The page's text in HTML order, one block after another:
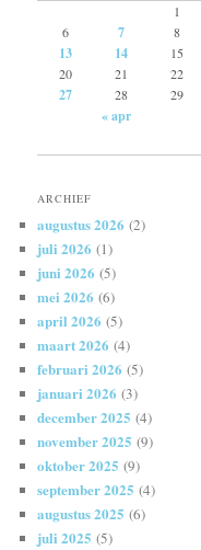
1
6 7 8
13 14 15
20
21 22
27 28 29
« apr
ARCHIEF
augustus 2026 (2)
juli 2026 (1)
juni 2026 (5)
mei 2026 (6)
april 2026 (5)
maart 2026 (4)
februari 2026 (5)
januari 2026 (3)
december 2025 (4)
november 2025 (9)
oktober 2025 (9)
september 2025 (4)
augustus 2025 (6)
juli 2025 (5)